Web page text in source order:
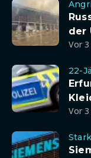
der
Vor
22-
Vor